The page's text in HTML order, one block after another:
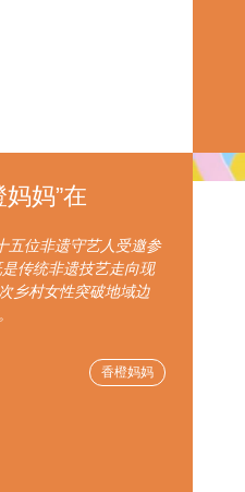
妈”在
五位非遗守艺人受邀参
传统非遗技艺走向现
乡村女性突破地域边
香橙妈妈